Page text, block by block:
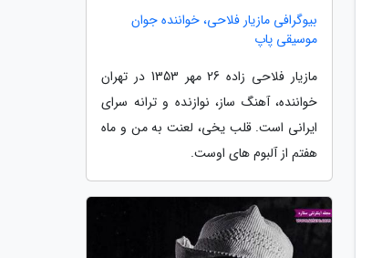
بیوگرافی مازیار فلاحی، خواننده جوان
موسیقی پاپ
مازیار فلاحی زاده 26 مهر 1353 در تهران
خواننده، آهنگ ساز، نوازنده و ترانه سرای
ایرانی است. قلب یخی، لعنت به من و ماه
هفتم از آلبوم های اوست.